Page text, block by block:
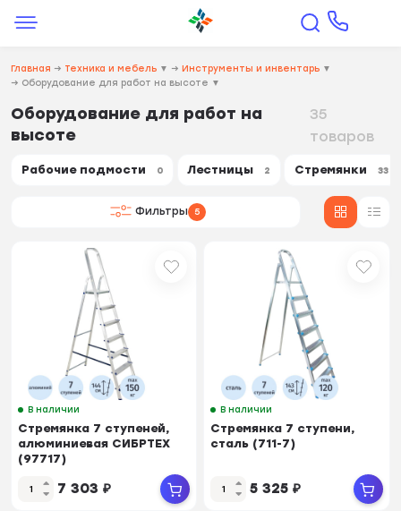
Главная → Техника и мебель ▼ → Инструменты и инвентарь ▼
→ Оборудование для работ на высоте ▼
Оборудование для работ на
высоте
35
товаров
Рабочие подмости 0 Лестницы 2 Стремянки 33
Фильтры 5
В наличии
Стремянка 7 ступеней,
алюминиевая СИБРТЕХ
(97717)
7 303 ₽
В наличии
Стремянка 7 ступени,
сталь (711-7)
5 325 ₽